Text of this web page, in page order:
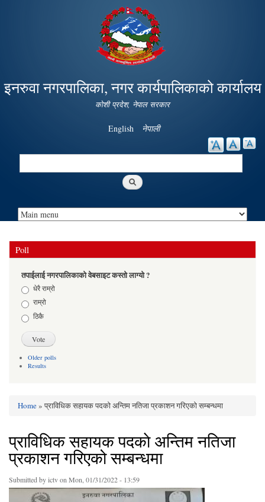
Skip to
main
content
इनरुवा नगरपालिका, नगर कार्यपालिकाको कार्यालय
कोशी प्रदेश, नेपाल सरकार
English नेपाली
Search
Poll
तपाईलाई नगरपालिकाको वेबसाइट कस्तो लाग्यो ?
Choicesधेरै राम्रो
राम्रो
ठिकै
Older polls
Results
You are here
Home» प्राविधिक सहायक पदकाे अन्तिम नतिजा प्रकाशन गरिएको सम्बन्धमा
प्राविधिक सहायक पदकाे अन्तिम नतिजा
प्रकाशन गरिएको सम्बन्धमा
Submitted byictvon Mon, 01/31/2022 - 13:59